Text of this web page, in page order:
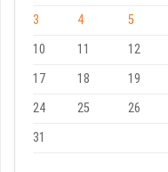
3
4 5
10
11 12
17
18 19
24
25 26
31